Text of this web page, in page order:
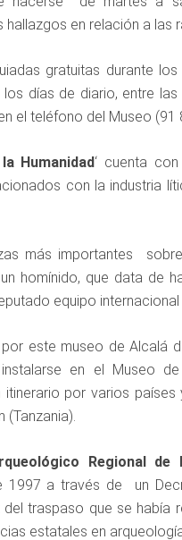
hallazgos en relación a las
gratuitas durante
los días de diario, entre
el teléfono del Museo (91
Humanidad‘ cuenta
con la industria
más importantes
homínido, que data de
equipo internacional
este museo de Alcalá
en el Museo
por varios países
(Tanzania).
Regional de
1997 a través de un
del traspaso que se había
estatales en